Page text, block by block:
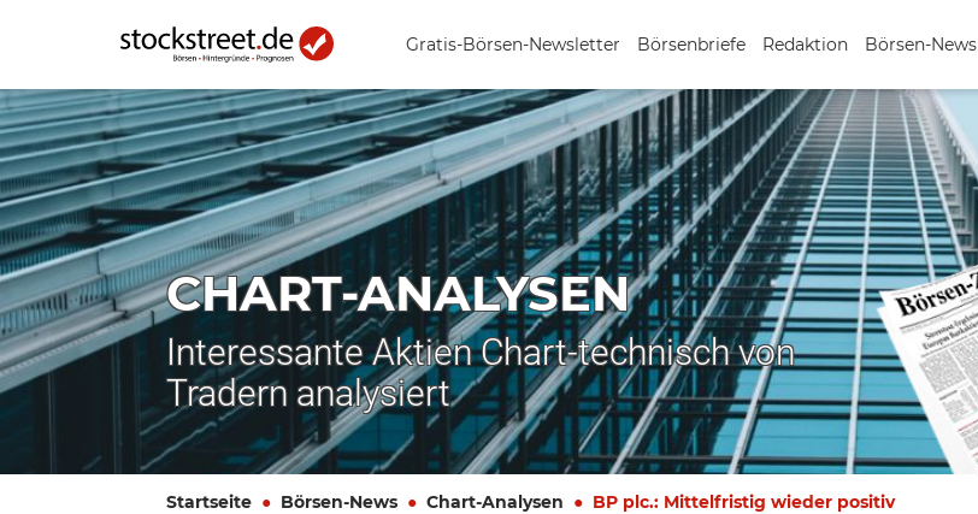
Gratis-Börsen-Newsletter Börsenbriefe Redaktion Börsen-News
CHART-ANALYSEN
Interessante Aktien Chart-technisch von
Tradern analysiert
Startseite Börsen-News Chart-Analysen BP plc.: Mittelfristig wieder positiv